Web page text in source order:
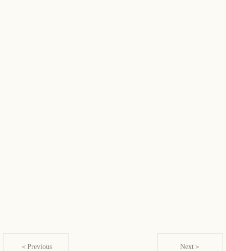
＜Previous Next＞